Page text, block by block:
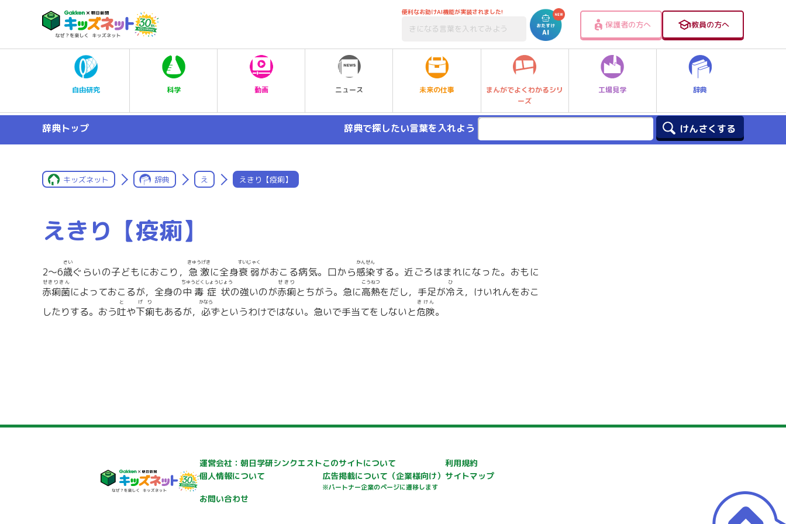
便利なお助けAI機能が実装されました!
保護者の方へ 教員の方へ
自由研究 科学 動画 ニュース 未来の仕事
まんがでよくわかるシリ
ーズ
工場見学 辞典
辞典トップ 辞典で探したい言葉を入れよう
キッズネット 辞典 え えきり【疫痢】
えきり【疫痢】
2〜6歳
さい
ぐらいの子どもにおこり， 急激
きゅうげき
に全身衰弱
すいじゃく
がおこる病気。口から感染
かんせん
する。近ごろはまれになった。おもに
赤痢菌
せきりきん
によっておこるが，全身の中毒
ちゅうどく
症状
しょうじょう
の強いのが赤痢
せきり
とちがう。急に高熱
こうねつ
をだし，手足が冷
ひ
え，けいれんをおこ
したりする。おう吐
と
や下痢
げり
もあるが， 必
かなら
ずというわけではない。急いで手当てをしないと危険
きけん
。
運営会社：朝日学研シンクエストこのサイトについて
利用規約
個人情報について
広告掲載について （企業様向け）
※パートナー企業のページに遷移します
サイトマップ
お問い合わせ